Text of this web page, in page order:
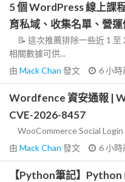
5 個 WordPress 線上課
育私域、收集名單、營
📝 這次推薦排除一些近 1 至
相關數據可供...
由 Mack Chan 發文 6 小時
Wordfence 資安通報 |
CVE-2026-8457
WooCommerce Social
由 Mack Chan 發文 6 小時
【Python筆記】Python